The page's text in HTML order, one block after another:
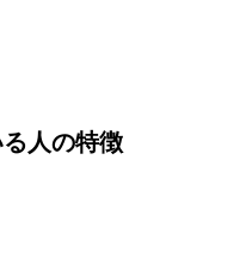
人の特徴